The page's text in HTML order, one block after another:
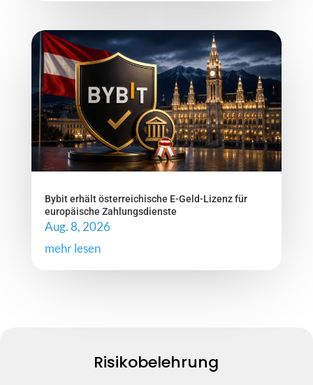
Bybit erhält österreichische E-Geld-Lizenz für
europäische Zahlungsdienste
Aug. 8, 2026
mehr lesen
Risikobelehrung